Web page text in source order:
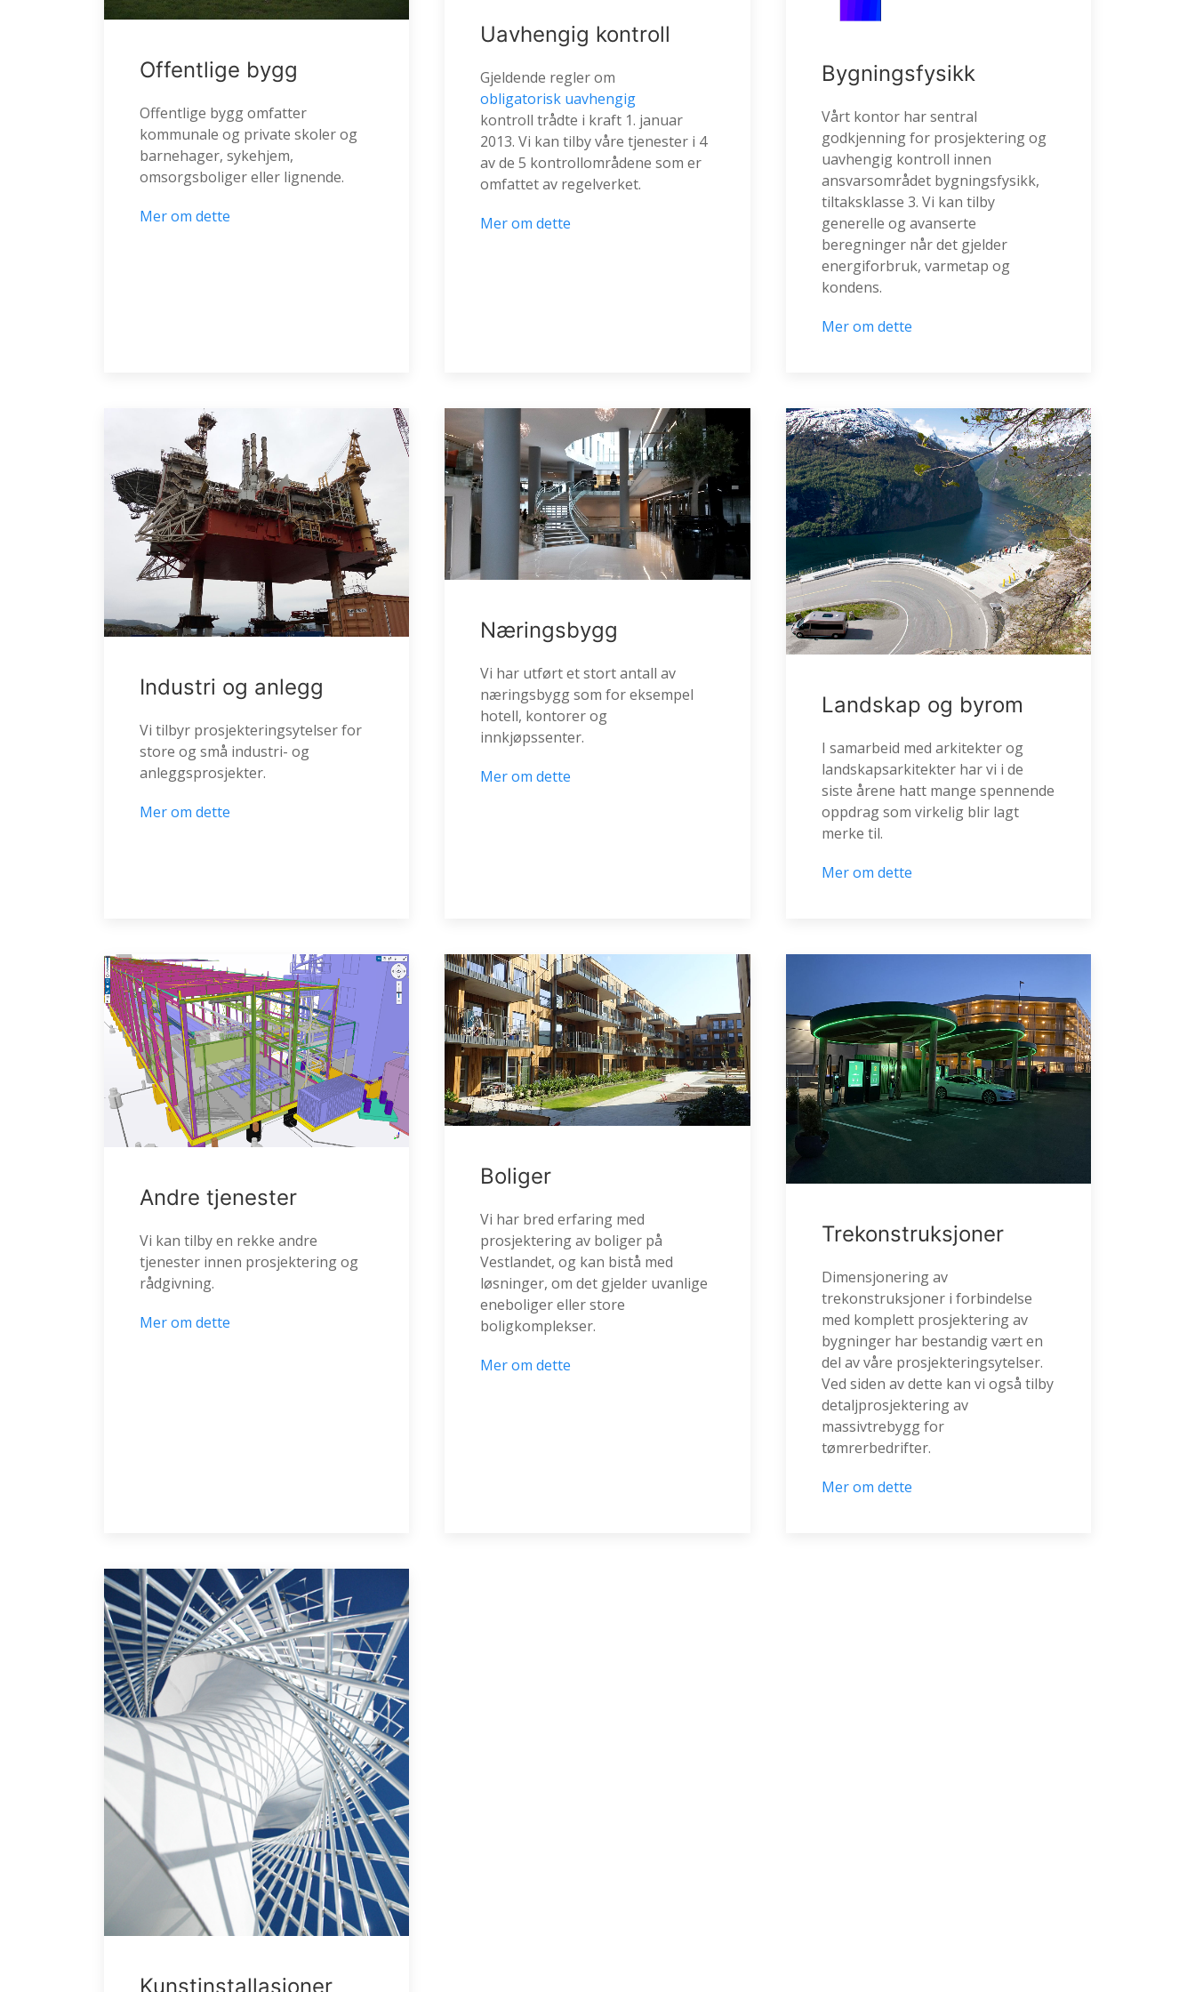
Offentlige bygg
Offentlige bygg omfatter
kommunale og private skoler og
barnehager, sykehjem,
omsorgsboliger eller lignende.
Mer om dette
Uavhengig kontroll
Gjeldende regler om
obligatorisk uavhengig
kontroll trådte i kraft 1. januar
2013. Vi kan tilby våre tjenester i 4
av de 5 kontrollområdene som er
omfattet av regelverket.
Mer om dette
Bygningsfysikk
Vårt kontor har sentral
godkjenning for prosjektering og
uavhengig kontroll innen
ansvarsområdet bygningsfysikk,
tiltaksklasse 3. Vi kan tilby
generelle og avanserte
beregninger når det gjelder
energiforbruk, varmetap og
kondens.
Mer om dette
Industri og anlegg
Vi tilbyr prosjekteringsytelser for
store og små industri- og
anleggsprosjekter.
Mer om dette
Næringsbygg
Vi har utført et stort antall av
næringsbygg som for eksempel
hotell, kontorer og
innkjøpssenter.
Mer om dette
Landskap og byrom
I samarbeid med arkitekter og
landskapsarkitekter har vi i de
siste årene hatt mange spennende
oppdrag som virkelig blir lagt
merke til.
Mer om dette
Andre tjenester
Vi kan tilby en rekke andre
tjenester innen prosjektering og
rådgivning.
Mer om dette
Boliger
Vi har bred erfaring med
prosjektering av boliger på
Vestlandet, og kan bistå med
løsninger, om det gjelder uvanlige
eneboliger eller store
boligkomplekser.
Mer om dette
Trekonstruksjoner
Dimensjonering av
trekonstruksjoner i forbindelse
med komplett prosjektering av
bygninger har bestandig vært en
del av våre prosjekteringsytelser.
Ved siden av dette kan vi også tilby
detaljprosjektering av
massivtrebygg for
tømrerbedrifter.
Mer om dette
Kunstinstallasjoner